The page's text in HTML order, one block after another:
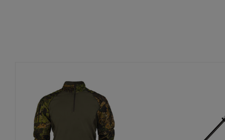
Zusätzliche Hinweise
Das Feldhemd besteht aus langlebigen Materialien und
und Haltbarkeit.
Umweltgerechte Entsorgung: Entsorgen Sie das Produkt